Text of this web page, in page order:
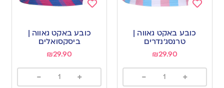
wishlist
כובע באקט גאווה |
טרנסג’נדרים
₪29.90
+
-
wishlist
כובע באקט גאווה |
ביסקסואלים
₪29.90
+
-